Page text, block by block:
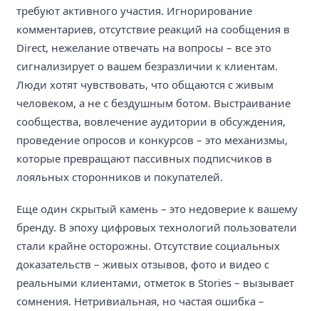
требуют активного участия. Игнорирование
комментариев, отсутствие реакций на сообщения в
Direct, нежелание отвечать на вопросы – все это
сигнализирует о вашем безразличии к клиентам.
Люди хотят чувствовать, что общаются с живым
человеком, а не с бездушным ботом. Выстраивание
сообщества, вовлечение аудитории в обсуждения,
проведение опросов и конкурсов – это механизмы,
которые превращают пассивных подписчиков в
лояльных сторонников и покупателей.
Еще один скрытый камень – это недоверие к вашему
бренду. В эпоху цифровых технологий пользователи
стали крайне осторожны. Отсутствие социальных
доказательств – живых отзывов, фото и видео с
реальными клиентами, отметок в Stories – вызывает
сомнения. Нетривиальная, но частая ошибка –